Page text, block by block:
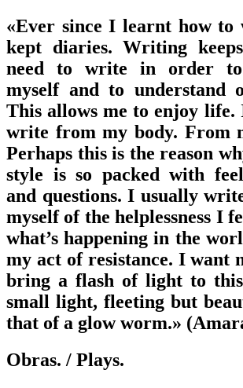
«Ever since I learnt how to
kept diaries. Writing
need to write in order to
myself and to understand
This allows me to enjoy
write from my body. From
Perhaps this is the reason
style is so packed with
and questions. I usually
myself of the helplessness I
what’s happening in the
my act of resistance. I want
bring a flash of light to
small light, fleeting but
that of a glow worm.»
Obras. / Plays.